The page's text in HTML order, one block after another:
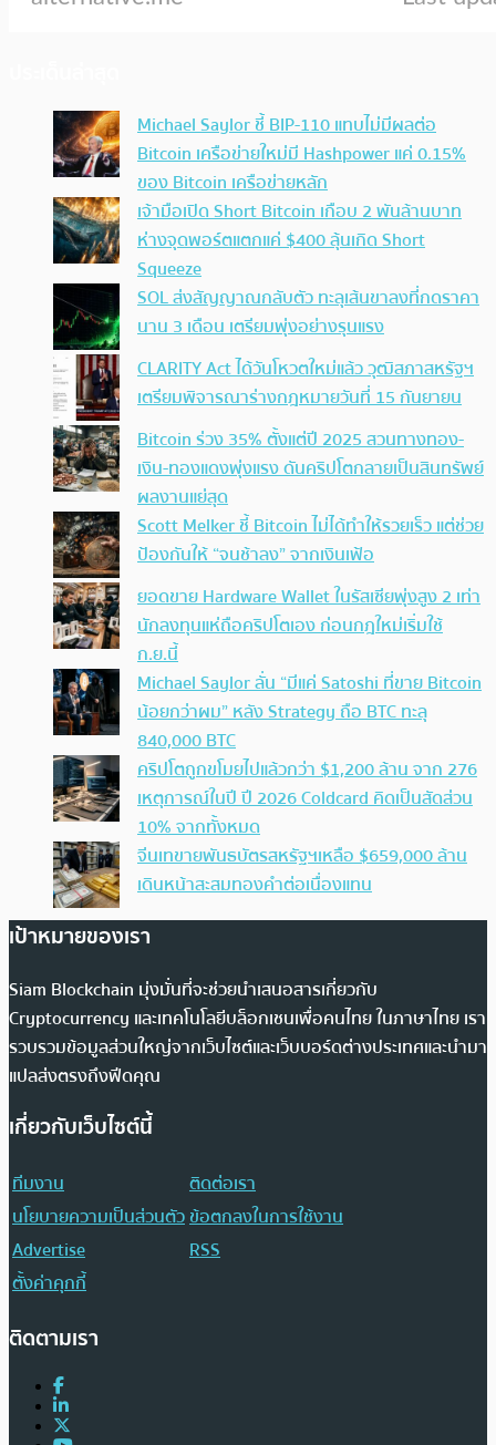
Michael Saylor ชี้ BIP-110 แทบไม่มีผลต่อ
Bitcoin เครือข่ายใหม่มี Hashpower แค่ 0.15%
ของ Bitcoin เครือข่ายหลัก
เจ้ามือเปิด Short Bitcoin เกือบ 2 พันล้านบาท
ห่างจุดพอร์ตแตกแค่ $400 ลุ้นเกิด Short
Squeeze
SOL ส่งสัญญาณกลับตัว ทะลุเส้นขาลงที่กดราคา
นาน 3 เดือน เตรียมพุ่งอย่างรุนแรง
CLARITY Act ได้วันโหวตใหม่แล้ว วุฒิสภาสหรัฐฯ
เตรียมพิจารณาร่างกฎหมายวันที่ 15 กันยายน
Bitcoin ร่วง 35% ตั้งแต่ปี 2025 สวนทางทอง-
เงิน-ทองแดงพุ่งแรง ดันคริปโตกลายเป็นสินทรัพย์
ผลงานแย่สุด
Scott Melker ชี้ Bitcoin ไม่ได้ทำให้รวยเร็ว แต่ช่วย
ป้องกันให้ “จนช้าลง” จากเงินเฟ้อ
ยอดขาย Hardware Wallet ในรัสเซียพุ่งสูง 2 เท่า
นักลงทุนแห่ถือคริปโตเอง ก่อนกฎใหม่เริ่มใช้
ก.ย.นี้
Michael Saylor ลั่น “มีแค่ Satoshi ที่ขาย Bitcoin
น้อยกว่าผม” หลัง Strategy ถือ BTC ทะลุ
840,000 BTC
คริปโตถูกขโมยไปแล้วกว่า $1,200 ล้าน จาก 276
เหตุการณ์ในปี ปี 2026 Coldcard คิดเป็นสัดส่วน
10% จากทั้งหมด
จีนเทขายพันธบัตรสหรัฐฯเหลือ $659,000 ล้าน
เดินหน้าสะสมทองคำต่อเนื่องแทน
เป้าหมายของเรา
Siam Blockchain มุ่งมั่นที่จะช่วยนำเสนอสารเกี่ยวกับ
Cryptocurrency และเทคโนโลยีบล็อกเชนเพื่อคนไทย ในภาษาไทย เรา
รวบรวมข้อมูลส่วนใหญ่จากเว็บไซต์และเว็บบอร์ดต่างประเทศและนำมา
แปลส่งตรงถึงฟีดคุณ
เกี่ยวกับเว็บไซต์นี้
ทีมงาน
ติดต่อเรา
นโยบายความเป็นส่วนตัวข้อตกลงในการใช้งาน
Advertise
RSS
ตั้งค่าคุกกี้
ติดตามเรา